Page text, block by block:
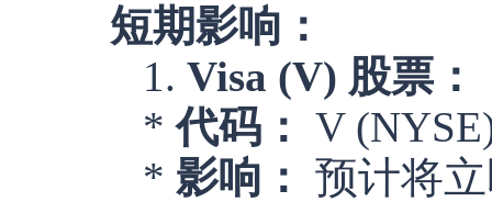
短期影响：
1. Visa (V) 股票：
*代码： V
* 影响： 预计将